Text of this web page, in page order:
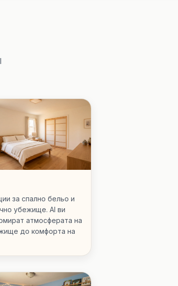
за спално бельо и
убежище. AI ви
атмосферата на
до комфорта на